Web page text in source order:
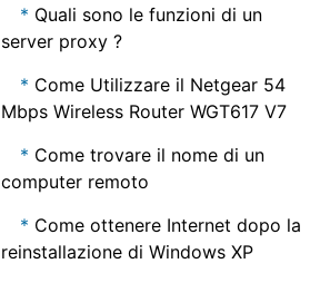
Quali sono le funzioni di un
server proxy ?
Come Utilizzare il Netgear 54
Mbps Wireless Router WGT617 V7
Come trovare il nome di un
computer remoto
Come ottenere Internet dopo la
reinstallazione di Windows XP